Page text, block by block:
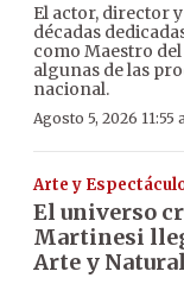
El actor, director
décadas
como Maestro
algunas de las
nacional.
Agosto 5, 2026 11:55
Arte y
El universo
Martinesi
Arte y